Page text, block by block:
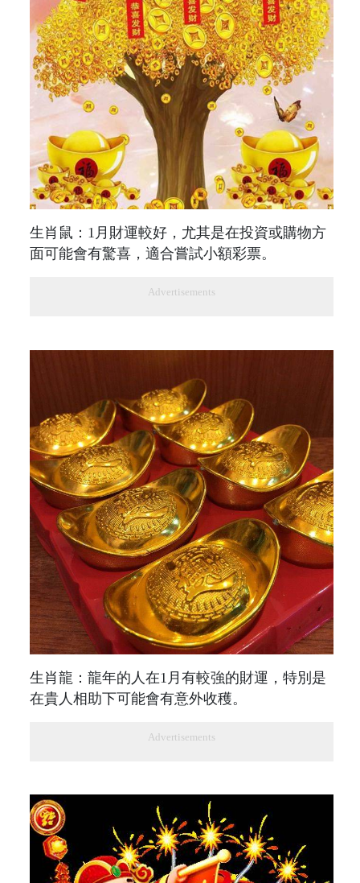
生肖鼠：1月財運較好，尤其是在投資或購物方
面可能會有驚喜，適合嘗試小額彩票。
Advertisements
生肖龍：龍年的人在1月有較強的財運，特別是
在貴人相助下可能會有意外收穫。
Advertisements